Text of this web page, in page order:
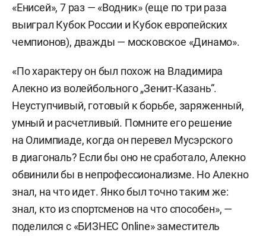
«Енисей», 7 раз — «Водник» (еще по три раза
выиграл Кубок России и Кубок европейских
чемпионов), дважды — московское «Динамо».
«По характеру он был похож на Владимира
Алекно из волейбольного „Зенит-Казань“.
Неуступчивый, готовый к борьбе, заряженный,
умный и расчетливый. Помните его решение
на Олимпиаде, когда он перевел Мусэрского
в диагональ? Если бы оно не сработало, Алекно
обвинили бы в непрофессионализме. Но Алекно
знал, на что идет. Янко был точно таким же:
знал, кто из спортсменов на что способен», —
поделился с «БИЗНЕС Online» заместитель